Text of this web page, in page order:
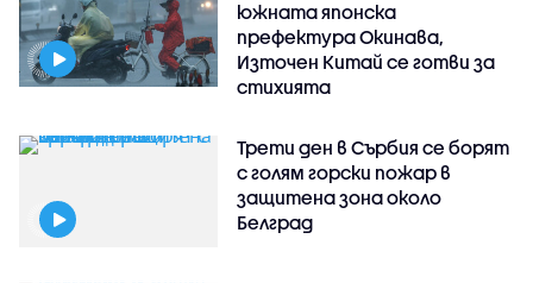
южната японска
префектура Окинава,
Източен Китай се готви за
стихията
Трети ден в Сърбия се борят
с голям горски пожар в
защитена зона около
Белград